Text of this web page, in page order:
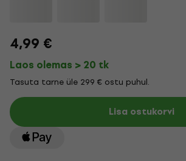
4,99 €
Laos olemas > 20 tk
Tasuta tarne üle 299 € ostu puhul.
Lisa ostukorvi